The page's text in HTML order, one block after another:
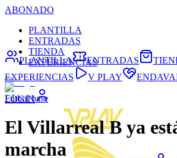
ABONADO
PLANTILLA
ENTRADAS
TIENDA
EXPERIENCIAS
LOGIN
PLANTILLA ENTRADAS
EXPERIENCIAS
V PLAY
Fútbol base
El Villarreal B ya
marcha